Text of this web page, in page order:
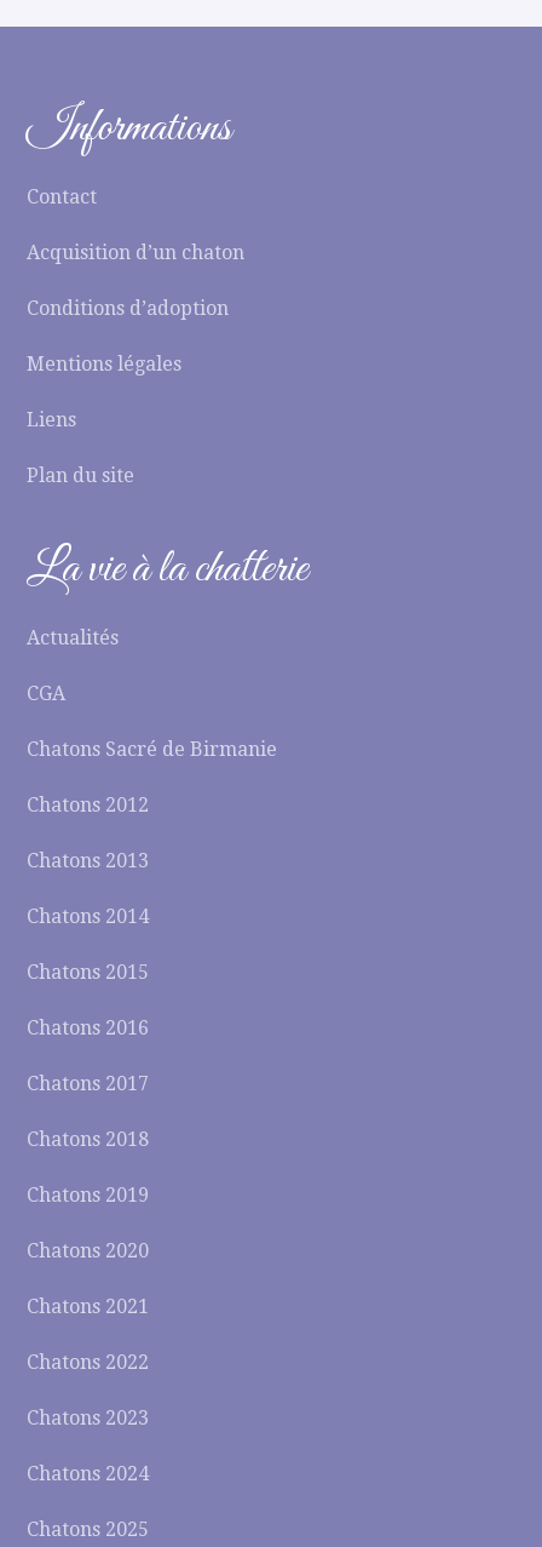
Informations
Contact
Acquisition d’un chaton
Conditions d’adoption
Mentions légales
Liens
Plan du site
La vie à la chatterie
Actualités
CGA
Chatons Sacré de Birmanie
Chatons 2012
Chatons 2013
Chatons 2014
Chatons 2015
Chatons 2016
Chatons 2017
Chatons 2018
Chatons 2019
Chatons 2020
Chatons 2021
Chatons 2022
Chatons 2023
Chatons 2024
Chatons 2025